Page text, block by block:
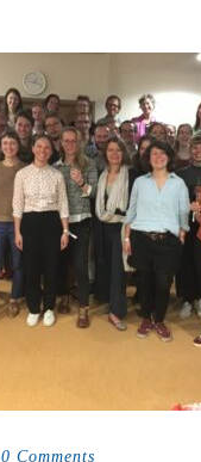
0 Comments